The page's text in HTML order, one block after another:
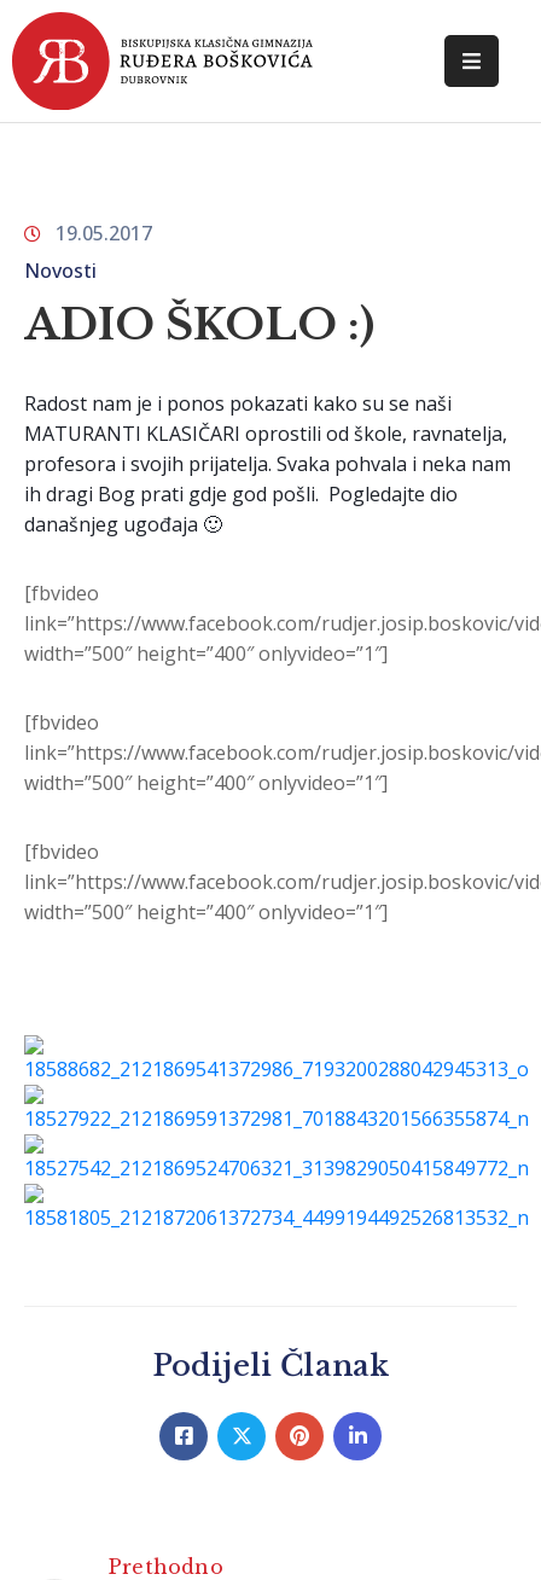
POČETNA
NOVOSTI
19.05.2017
Novosti
ADIO ŠKOLO :)
Radost nam je i ponos pokazati kako su se naši
MATURANTI KLASIČARI oprostili od škole, ravnatelja,
profesora i svojih prijatelja. Svaka pohvala i neka nam
ih dragi Bog prati gdje god pošli. Pogledajte dio
današnjeg ugođaja 🙂
[fbvideo
link=”https://www.facebook.com/rudjer.josip.boskovic/
width=”500″ height=”400″ onlyvideo=”1″]
[fbvideo
link=”https://www.facebook.com/rudjer.josip.boskovic/
width=”500″ height=”400″ onlyvideo=”1″]
[fbvideo
link=”https://www.facebook.com/rudjer.josip.boskovic/
width=”500″ height=”400″ onlyvideo=”1″]
Podijeli Članak
Prethodno